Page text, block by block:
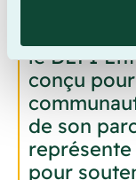
monde
le DÉFI
conçu
de son
pour